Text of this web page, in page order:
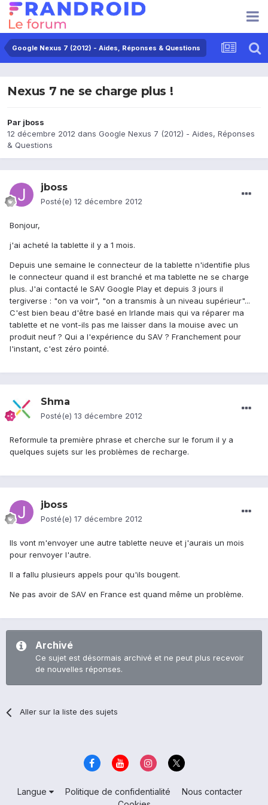
Google Nexus 7 (2012) - Aides, Réponses & Questions
Nexus 7 ne se charge plus !
Par jboss
12 décembre 2012 dans Google Nexus 7 (2012) - Aides, Réponses
& Questions
jboss
Posté(e) 12 décembre 2012
Bonjour,
j'ai acheté la tablette il y a 1 mois.
Depuis une semaine le connecteur de la tablette n'identifie plus
le connecteur quand il est branché et ma tablette ne se charge
plus. J'ai contacté le SAV Google Play et depuis 3 jours il
tergiverse : "on va voir", "on a transmis à un niveau supérieur"...
C'est bien beau d'être basé en Irlande mais qui va réparer ma
tablette et ne vont-ils pas me laisser dans la mouise avec un
produit neuf ? Qui a l'expérience du SAV ? Franchement pour
l'instant, c'est zéro pointé.
Shma
Posté(e) 13 décembre 2012
Reformule ta première phrase et cherche sur le forum il y a
quelques sujets sur les problèmes de recharge.
jboss
Posté(e) 17 décembre 2012
Ils vont m'envoyer une autre tablette neuve et j'aurais un mois
pour renvoyer l'autre.
Il a fallu plusieurs appels pour qu'ils bougent.
Ne pas avoir de SAV en France est quand même un problème.
Archivé
Ce sujet est désormais archivé et ne peut plus recevoir
de nouvelles réponses.
Aller sur la liste des sujets
Langue Politique de confidentialité
Nous contacter